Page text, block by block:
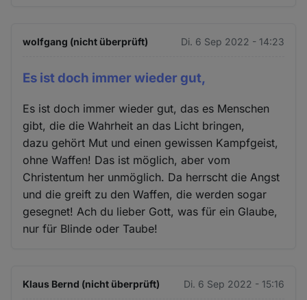
wolfgang (nicht überprüft) Di. 6 Sep 2022 - 14:23
Es ist doch immer wieder gut,
Es ist doch immer wieder gut, das es Menschen
gibt, die die Wahrheit an das Licht bringen,
dazu gehört Mut und einen gewissen Kampfgeist,
ohne Waffen! Das ist möglich, aber vom
Christentum her unmöglich. Da herrscht die Angst
und die greift zu den Waffen, die werden sogar
gesegnet! Ach du lieber Gott, was für ein Glaube,
nur für Blinde oder Taube!
Klaus Bernd (nicht überprüft) Di. 6 Sep 2022 - 15:16